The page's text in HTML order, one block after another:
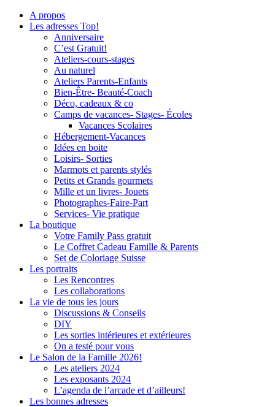
A propos
Les adresses Top!
Anniversaire
C’est Gratuit!
Ateliers-cours-stages
Au naturel
Ateliers Parents-Enfants
Bien-Être- Beauté-Coach
Déco, cadeaux & co
Camps de vacances- Stages- Écoles
Vacances Scolaires
Hébergement-Vacances
Idées en boite
Loisirs- Sorties
Marmots et parents stylés
Petits et Grands gourmets
Mille et un livres- Jouets
Photographes-Faire-Part
Services- Vie pratique
La boutique
Votre Family Pass gratuit
Le Coffret Cadeau Famille & Parents
Set de Coloriage Suisse
Les portraits
Les Rencontres
Les collaborations
La vie de tous les jours
Discussions & Conseils
DIY
Les sorties intérieures et extérieures
On a testé pour vous
Le Salon de la Famille 2026!
Les ateliers 2024
Les exposants 2024
L’agenda de l’arcade et d’ailleurs!
Les bonnes adresses